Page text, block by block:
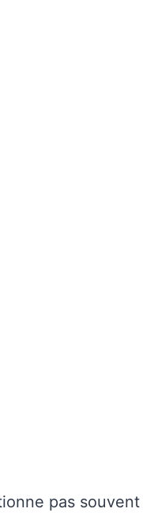
pas souvent